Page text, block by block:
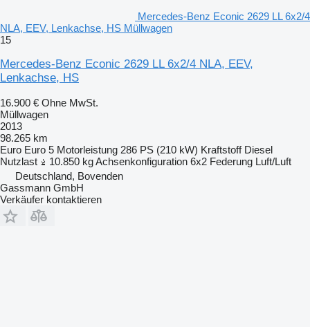
Mercedes-Benz Econic 2629 LL 6x2/4
NLA, EEV, Lenkachse, HS Müllwagen
15
Mercedes-Benz Econic 2629 LL 6x2/4 NLA, EEV,
Lenkachse, HS
16.900 € Ohne MwSt.
Müllwagen
2013
98.265 km
Euro Euro 5 Motorleistung 286 PS (210 kW) Kraftstoff Diesel
Nutzlast
10.850 kgAchsenkonfiguration 6x2 Federung Luft/Luft
Deutschland, Bovenden
Gassmann GmbH
Verkäufer kontaktieren